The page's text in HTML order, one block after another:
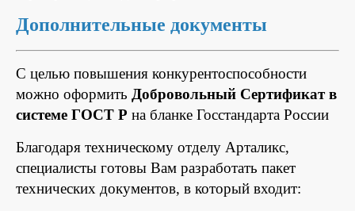
Дополнительные документы
С целью повышения конкурентоспособности
можно оформить Добровольный Сертификат в
системе ГОСТ Р на бланке Госстандарта России
Благодаря техническому отделу Арталикс,
специалисты готовы Вам разработать пакет
технических документов, в который входит: